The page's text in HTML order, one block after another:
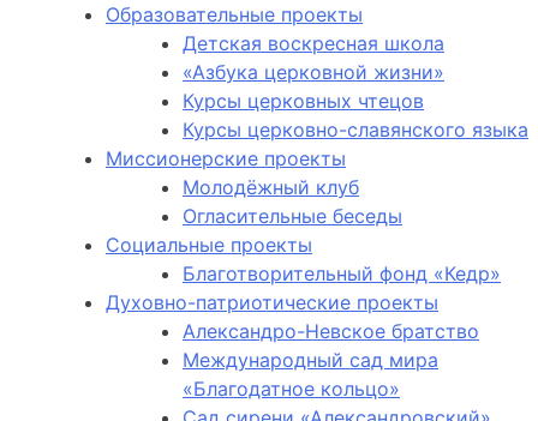
Образовательные проекты
Детская воскресная школа
«Азбука церковной жизни»
Курсы церковных чтецов
Курсы церковно-славянского языка
Миссионерские проекты
Молодёжный клуб
Огласительные беседы
Социальные проекты
Благотворительный фонд «Кедр»
Духовно-патриотические проекты
Александро-Невское братство
Международный сад мира
«Благодатное кольцо»